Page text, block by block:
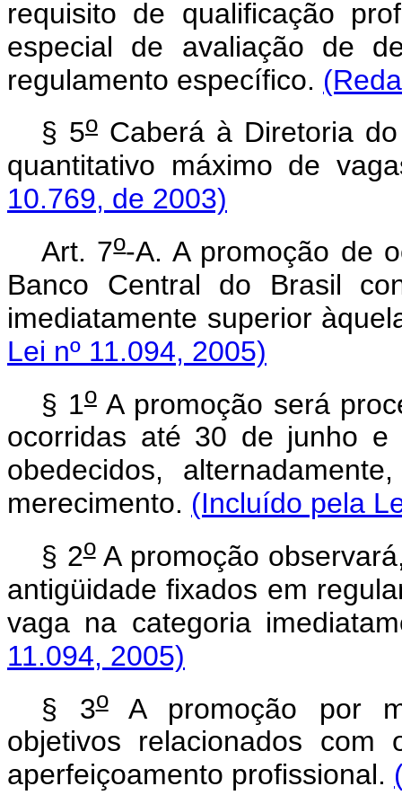
requisito de qualificação
especial de avaliação de
regulamento específico.
§ 5o Caberá à Diretoria
quantitativo máximo de
10.769, de 2003)
Art. 7o-A. A promoção de
Banco Central do Brasil
imediatamente superior
Lei nº 11.094, 2005)
§ 1oA promoção será
ocorridas até 30 de junho
obedecidos,
merecimento. (Incluído pela
§ 2oA promoção
antigüidade fixados em
vaga na categoria
11.094, 2005)
§ 3oA promoção por
objetivos relacionados
aperfeiçoamento profissional.